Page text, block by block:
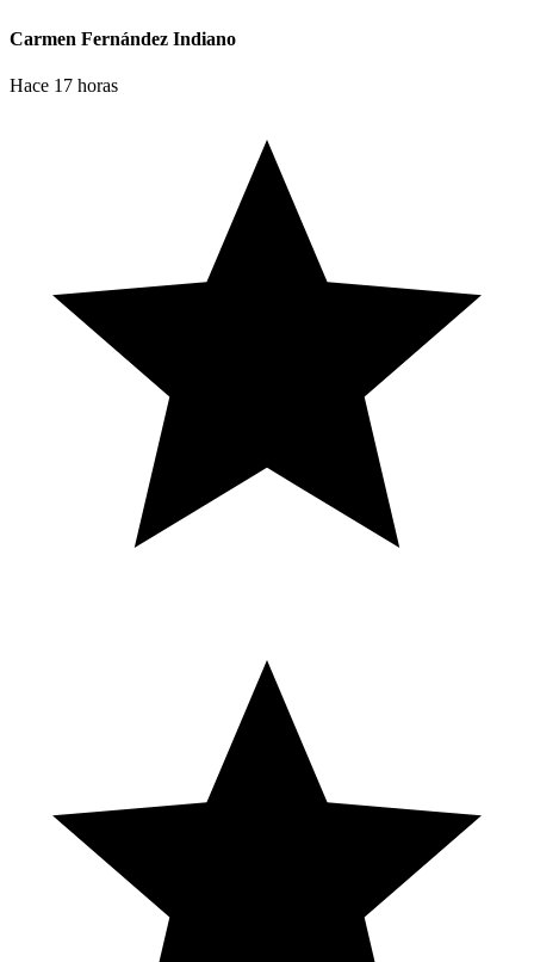
Carmen Fernández Indiano
Hace 17 horas